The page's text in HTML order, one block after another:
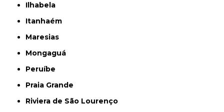
Ilhabela
Itanhaém
Maresias
Mongaguá
Peruíbe
Praia Grande
Riviera de São Lourenço